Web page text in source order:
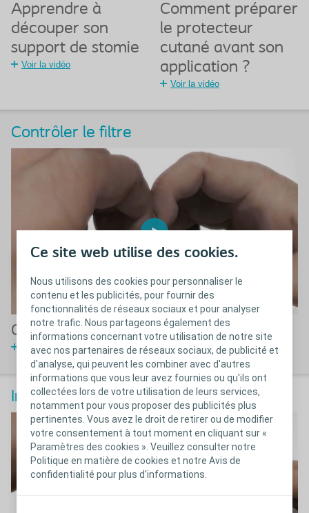
Ce site web utilise des cookies.
Nous utilisons des cookies pour personnaliser le
contenu et les publicités, pour fournir des
fonctionnalités de réseaux sociaux et pour analyser
notre trafic. Nous partageons également des
informations concernant votre utilisation de notre site
avec nos partenaires de réseaux sociaux, de publicité et
d'analyse, qui peuvent les combiner avec d'autres
informations que vous leur avez fournies ou qu'ils ont
collectées lors de votre utilisation de leurs services,
notamment pour vous proposer des publicités plus
pertinentes. Vous avez le droit de retirer ou de modifier
votre consentement à tout moment en cliquant sur «
Paramètres des cookies ». Veuillez consulter notre
Politique en matière de cookies et notre Avis de
confidentialité pour plus d'informations.
Apprendre à
découper son
support de stomie
Voir la vidéo
Comment préparer
le protecteur
cutané avant son
application ?
Voir la vidéo
Contrôler le filtre
Comment contrôler l’état du filtre ?
Voir la vidéo
Irriguer sa stomie